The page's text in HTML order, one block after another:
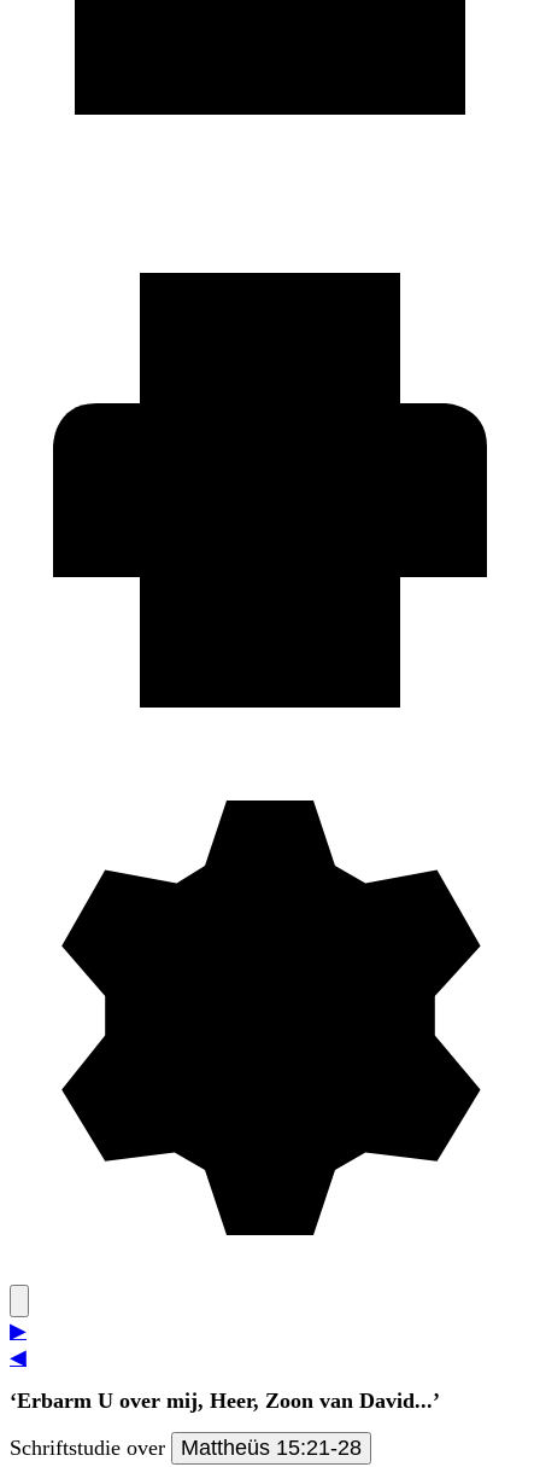
▶
◀
‘Erbarm U over mij, Heer, Zoon van David...’
Schriftstudie over
Mattheüs 15:21-28